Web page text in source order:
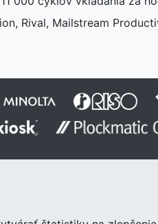
Rival, Mailstream